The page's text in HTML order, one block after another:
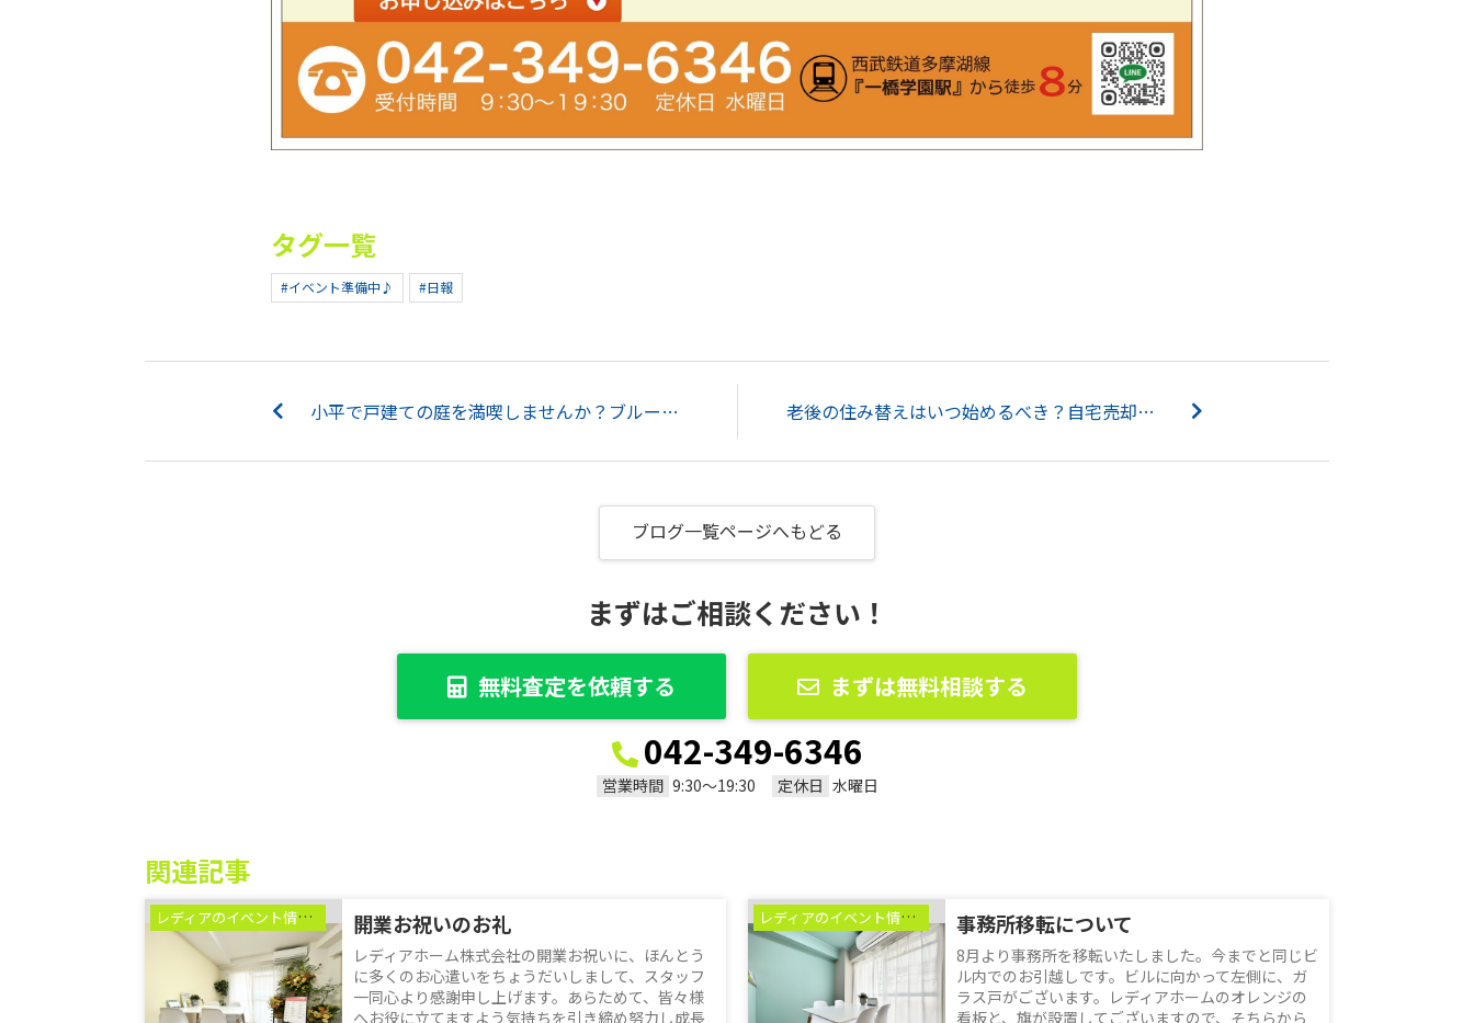
タグ一覧
#イベント準備中♪ #日報
小平で戸建ての庭を満喫しませんか？ブルーベリー栽培で季節の果物収穫を楽しむ暮らし... 老後の住み替えはいつ始めるべき？自宅売却の手順をわかりやすく解説...
ブログ一覧ページへもどる
まずはご相談ください！
無料査定を依頼する まずは無料相談する
042-349-6346
営業時間 9:30〜19:30 定休日 水曜日
関連記事
レディアのイベント情報♪ 開業お祝いのお礼
レディアホーム株式会社の開業お祝いに、ほんとう
に多くのお心遣いをちょうだいしまして、スタッフ
一同心より感謝申し上げます。あらためて、皆々様
へお役に立てますよう気持ちを引き締め努力し成長
レディアのイベント情報♪ 事務所移転について
8月より事務所を移転いたしました。今までと同じビ
ル内でのお引越しです。ビルに向かって左側に、ガ
ラス戸がございます。レディアホームのオレンジの
看板と、旗が設置してございますので、そちらから